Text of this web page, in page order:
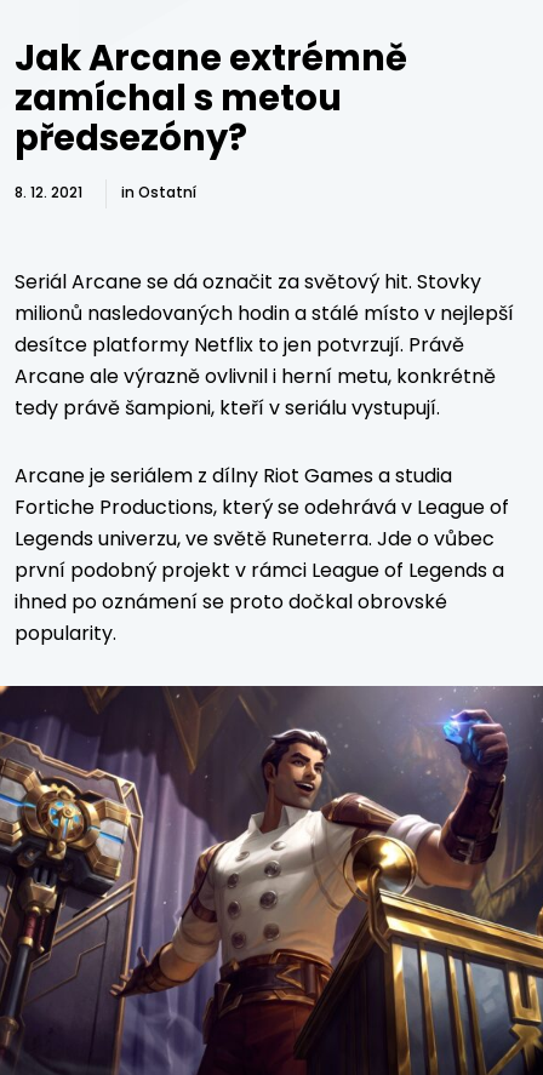
Jak Arcane extrémně
zamíchal s metou
předsezóny?
8. 12. 2021 inOstatní
Seriál Arcane se dá označit za světový hit. Stovky
milionů nasledovaných hodin a stálé místo v nejlepší
desítce platformy Netflix to jen potvrzují. Právě
Arcane ale výrazně ovlivnil i herní metu, konkrétně
tedy právě šampioni, kteří v seriálu vystupují.
Arcane je seriálem z dílny Riot Games a studia
Fortiche Productions, který se odehrává v League of
Legends univerzu, ve světě Runeterra. Jde o vůbec
první podobný projekt v rámci League of Legends a
ihned po oznámení se proto dočkal obrovské
popularity.